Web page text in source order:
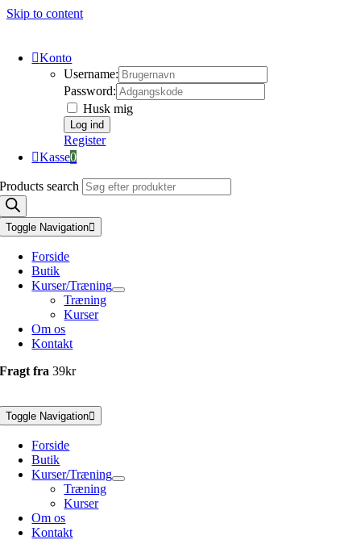
Skip to content
Konto
Username:
Password:
Husk mig
Register
Kasse0
Products search
Toggle Navigation
Forside
Butik
Kurser/Træning
Træning
Kurser
Om os
Kontakt
Fragt fra39kr
Toggle Navigation
Forside
Butik
Kurser/Træning
Træning
Kurser
Om os
Kontakt